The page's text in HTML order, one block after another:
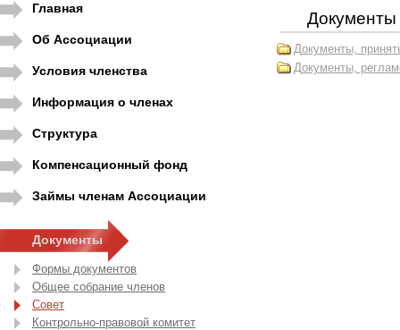
Главная
Об Ассоциации
Условия членства
Информация о членах
Структура
Компенсационный фонд
Займы членам Ассоциации
Документы
Формы документов
Общее собрание членов
Совет
Контрольно-правовой комитет
Документы
Документы,
Документы,